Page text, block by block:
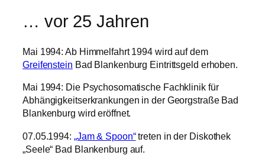
… vor 25 Jahren
Mai 1994: Ab Himmelfahrt 1994 wird auf dem
Greifenstein Bad Blankenburg Eintrittsgeld erhoben.
Mai 1994: Die Psychosomatische Fachklinik für
Abhängigkeitserkrankungen in der Georgstraße Bad
Blankenburg wird eröffnet.
07.05.1994: „Jam & Spoon“treten in der Diskothek
„Seele“ Bad Blankenburg auf.